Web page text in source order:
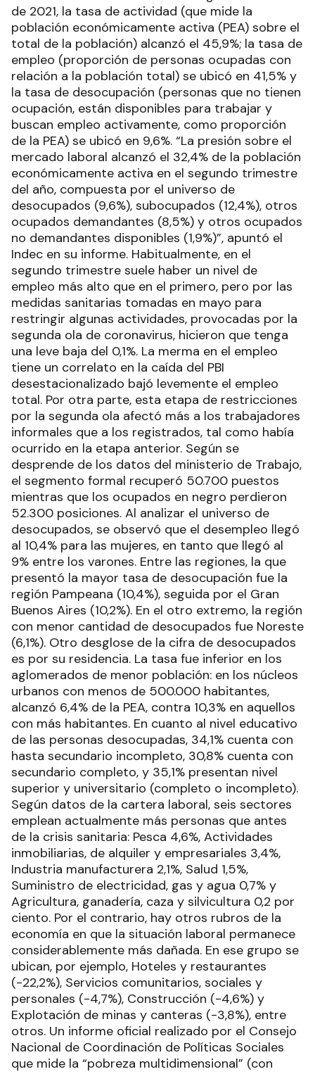
de 2021, la tasa de actividad (que mide la
población económicamente activa (PEA) sobre el
total de la población) alcanzó el 45,9%; la tasa de
empleo (proporción de personas ocupadas con
relación a la población total) se ubicó en 41,5% y
la tasa de desocupación (personas que no tienen
ocupación, están disponibles para trabajar y
buscan empleo activamente, como proporción
de la PEA) se ubicó en 9,6%. “La presión sobre el
mercado laboral alcanzó el 32,4% de la población
económicamente activa en el segundo trimestre
del año, compuesta por el universo de
desocupados (9,6%), subocupados (12,4%), otros
ocupados demandantes (8,5%) y otros ocupados
no demandantes disponibles (1,9%)”, apuntó el
Indec en su informe. Habitualmente, en el
segundo trimestre suele haber un nivel de
empleo más alto que en el primero, pero por las
medidas sanitarias tomadas en mayo para
restringir algunas actividades, provocadas por la
segunda ola de coronavirus, hicieron que tenga
una leve baja del 0,1%. La merma en el empleo
tiene un correlato en la caída del PBI
desestacionalizado bajó levemente el empleo
total. Por otra parte, esta etapa de restricciones
por la segunda ola afectó más a los trabajadores
informales que a los registrados, tal como había
ocurrido en la etapa anterior. Según se
desprende de los datos del ministerio de Trabajo,
el segmento formal recuperó 50.700 puestos
mientras que los ocupados en negro perdieron
52.300 posiciones. Al analizar el universo de
desocupados, se observó que el desempleo llegó
al 10,4% para las mujeres, en tanto que llegó al
9% entre los varones. Entre las regiones, la que
presentó la mayor tasa de desocupación fue la
región Pampeana (10,4%), seguida por el Gran
Buenos Aires (10,2%). En el otro extremo, la región
con menor cantidad de desocupados fue Noreste
(6,1%). Otro desglose de la cifra de desocupados
es por su residencia. La tasa fue inferior en los
aglomerados de menor población: en los núcleos
urbanos con menos de 500.000 habitantes,
alcanzó 6,4% de la PEA, contra 10,3% en aquellos
con más habitantes. En cuanto al nivel educativo
de las personas desocupadas, 34,1% cuenta con
hasta secundario incompleto, 30,8% cuenta con
secundario completo, y 35,1% presentan nivel
superior y universitario (completo o incompleto).
Según datos de la cartera laboral, seis sectores
emplean actualmente más personas que antes
de la crisis sanitaria: Pesca 4,6%, Actividades
inmobiliarias, de alquiler y empresariales 3,4%,
Industria manufacturera 2,1%, Salud 1,5%,
Suministro de electricidad, gas y agua 0,7% y
Agricultura, ganadería, caza y silvicultura 0,2 por
ciento. Por el contrario, hay otros rubros de la
economía en que la situación laboral permanece
considerablemente más dañada. En ese grupo se
ubican, por ejemplo, Hoteles y restaurantes
(-22,2%), Servicios comunitarios, sociales y
personales (-4,7%), Construcción (-4,6%) y
Explotación de minas y canteras (-3,8%), entre
otros. Un informe oficial realizado por el Consejo
Nacional de Coordinación de Políticas Sociales
que mide la “pobreza multidimensional” (con